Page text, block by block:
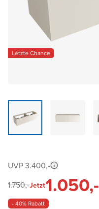
Letzte Chance
UVP 3.400,-
1.750,-Jetzt1.050,-
- 40% Rabatt